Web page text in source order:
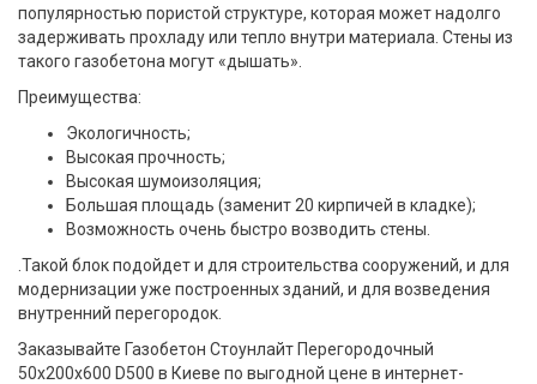
популярностью пористой структуре, которая может надолго
задерживать прохладу или тепло внутри материала. Стены из
такого газобетона могут «дышать».
Преимущества:
Экологичность;
Высокая прочность;
Высокая шумоизоляция;
Большая площадь (заменит 20 кирпичей в кладке);
Возможность очень быстро возводить стены.
.Такой блок подойдет и для строительства сооружений, и для
модернизации уже построенных зданий, и для возведения
внутренний перегородок.
Заказывайте Газобетон Стоунлайт Перегородочный
50х200х600 D500 в Киеве по выгодной цене в интернет-